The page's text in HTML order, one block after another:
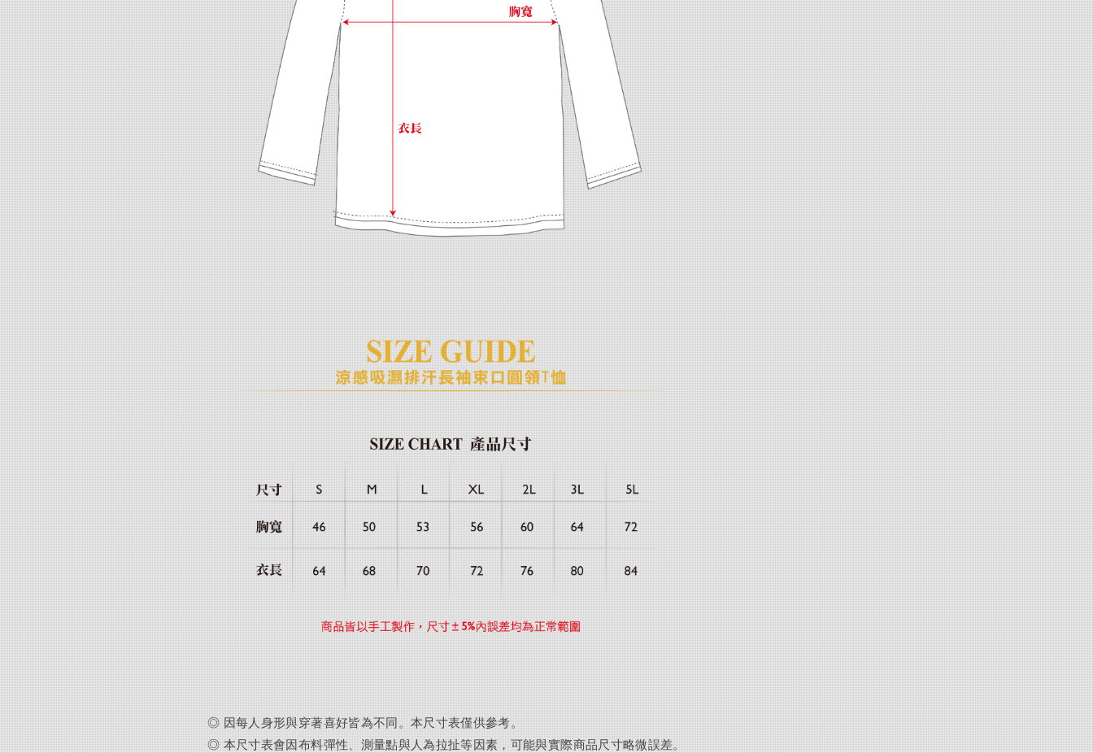
◎ 因每人身形與穿著喜好皆為不同。本尺寸表僅供參考。
◎ 本尺寸表會因布料彈性、測量點與人為拉扯等因素，可能與實際商品尺寸略微誤差。